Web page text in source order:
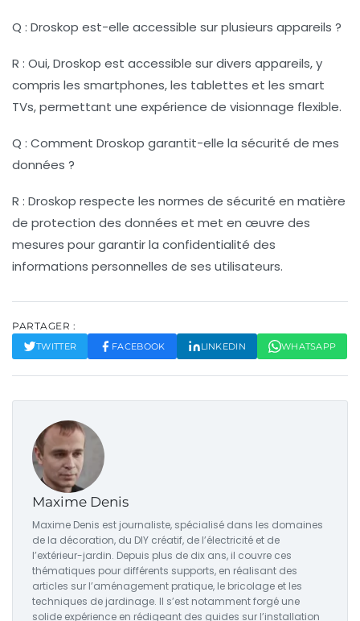
Q : Droskop est-elle accessible sur plusieurs appareils ?
R : Oui, Droskop est accessible sur divers appareils, y
compris les smartphones, les tablettes et les smart
TVs, permettant une expérience de visionnage flexible.
Q : Comment Droskop garantit-elle la sécurité de mes
données ?
R : Droskop respecte les normes de sécurité en matière
de protection des données et met en œuvre des
mesures pour garantir la confidentialité des
informations personnelles de ses utilisateurs.
PARTAGER :
TWITTER FACEBOOK LINKEDIN WHATSAPP
Maxime Denis
Maxime Denis est journaliste, spécialisé dans les domaines
de la décoration, du DIY créatif, de l’électricité et de
l’extérieur-jardin. Depuis plus de dix ans, il couvre ces
thématiques pour différents supports, en réalisant des
articles sur l’aménagement pratique, le bricolage et les
techniques de jardinage. Il s’est notamment forgé une
solide expérience en rédigeant des guides sur l’installation